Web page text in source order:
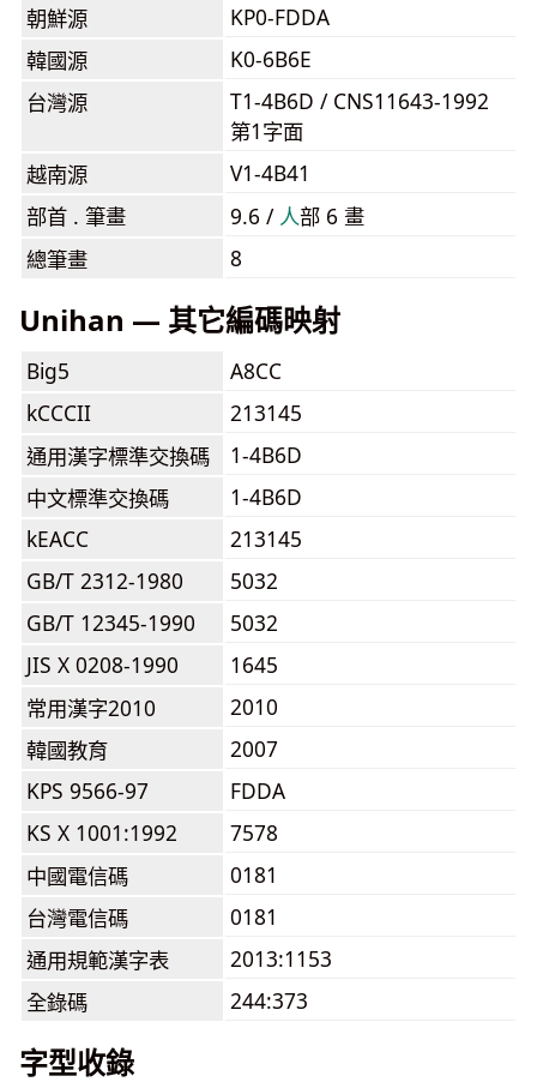
朝鮮源
KP0-FDDA
韓國源
K0-6B6E
台灣源
T1-4B6D / CNS11643-1992
第1字面
越南源
V1-4B41
部首 . 筆畫
9.6 / ⼈部 6 畫
總筆畫
8
Unihan — 其它編碼映射
Big5
A8CC
kCCCII
213145
通用漢字標準交換碼
1-4B6D
中文標準交換碼
1-4B6D
kEACC
213145
GB/T 2312-1980
5032
GB/T 12345-1990
5032
JIS X 0208-1990
1645
常用漢字2010
2010
韓國教育
2007
KPS 9566-97
FDDA
KS X 1001:1992
7578
中國電信碼
0181
台灣電信碼
0181
通用規範漢字表
2013:1153
全錄碼
244:373
字型收錄